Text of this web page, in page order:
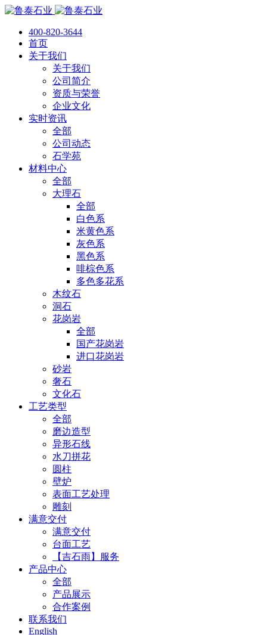
400-820-3644
首页
关于我们
关于我们
公司简介
资质与荣誉
企业文化
实时资讯
全部
公司动态
石学苑
材料中心
全部
大理石
全部
白色系
米黄色系
灰色系
黑色系
啡棕色系
多色多花系
木纹石
洞石
花岗岩
全部
国产花岗岩
进口花岗岩
砂岩
奢石
文化石
工艺类型
全部
磨边造型
异形石线
水刀拼花
圆柱
壁炉
表面工艺处理
雕刻
满意交付
满意交付
台面工艺
【吉石雨】服务
产品中心
全部
产品展示
合作案例
联系我们
English